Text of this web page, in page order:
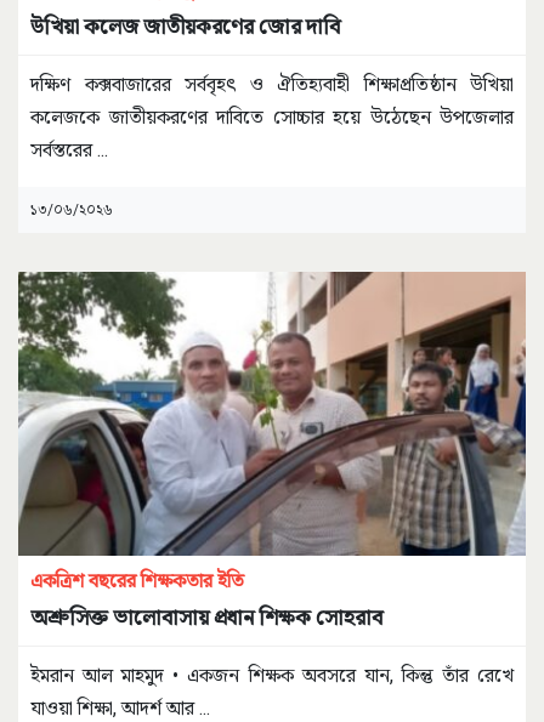
উখিয়া কলেজ জাতীয়করণের জোর দাবি
দক্ষিণ কক্সবাজারের সর্ববৃহৎ ও ঐতিহ্যবাহী শিক্ষাপ্রতিষ্ঠান উখিয়া
কলেজকে জাতীয়করণের দাবিতে সোচ্চার হয়ে উঠেছেন উপজেলার
সর্বস্তরের ...
১৩/০৬/২০২৬
একত্রিশ বছরের শিক্ষকতার ইতি
অশ্রুসিক্ত ভালোবাসায় প্রধান শিক্ষক সোহরাব
ইমরান আল মাহমুদ • একজন শিক্ষক অবসরে যান, কিন্তু তাঁর রেখে
যাওয়া শিক্ষা, আদর্শ আর...